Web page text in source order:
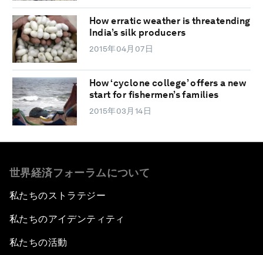
How erratic weather is threatending
India’s silk producers
2015年04月07日
How ‘cyclone college’ offers a new
start for fishermen’s families
2015年03月14日
世界経済フォーラムについて
私たちのストラテジー
私たちのアイデンティティ
私たちの活動